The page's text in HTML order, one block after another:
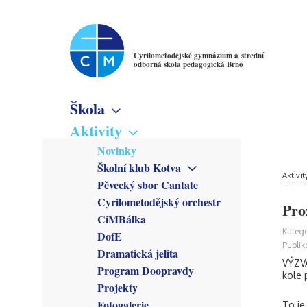
Cyrilometodějské gymnázium a střední
odborná škola pedagogická Brno
Škola
Virtuální prohlídka
Školné
Denní studium
Večerní studium
Poslání školy
Studijní obory
Gymnázium
Pedagogické lyceum
pedagogika
Předmětové sekce
Český jazyk
Anglický jazyk
Německý jazyk
Francouzský jazyk
Latina
Zřizovatel
Školská rada
Rada školy
CM Parlament
Společenství přátel školy
Aktivity
Novinky
Školní klub Kotva
Obecné informace
Členové
Kroužky
Co se stalo
Pěvecký sbor Cantate
Cyrilometodějský orchestr
CiMBálka
DofE
Dramatická jelita
Program Doopravdy
Projekty
kole
To je